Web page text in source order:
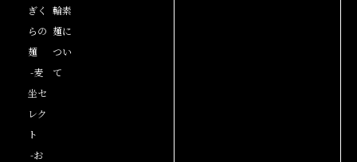
ぎく
らの
麺
-麦
坐セ
レク
ト
-お
輪素
麺に
つい
て